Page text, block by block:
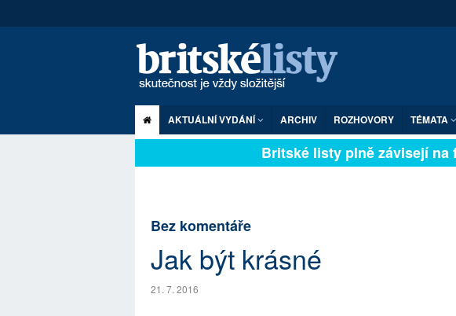
AKTUÁLNÍ VYDÁNÍ ARCHIV ROZHOVORY TÉMATA
Britské listy plně závisejí na
Bez komentáře
Jak být krásné
21. 7. 2016